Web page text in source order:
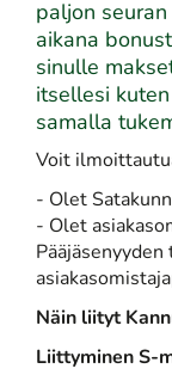
paljon
aikana
sinulle
itsellesi
samalla
Voit
- Olet
- Olet
Näin liityt
Liittyminen S-